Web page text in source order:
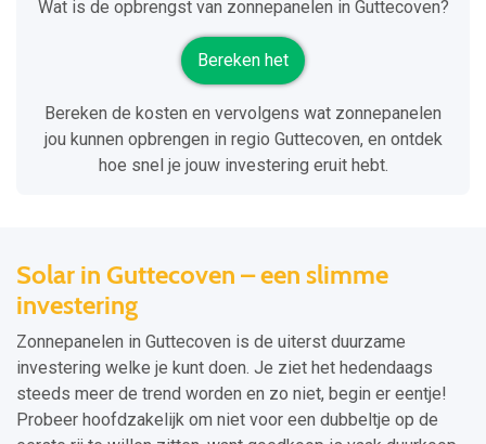
Wat is de opbrengst van zonnepanelen in Guttecoven?
Bereken het
Bereken de kosten en vervolgens wat zonnepanelen
jou kunnen opbrengen in regio Guttecoven, en ontdek
hoe snel je jouw investering eruit hebt.
Solar in Guttecoven – een slimme
investering
Zonnepanelen in Guttecoven is de uiterst duurzame
investering welke je kunt doen. Je ziet het hedendaags
steeds meer de trend worden en zo niet, begin er eentje!
Probeer hoofdzakelijk om niet voor een dubbeltje op de